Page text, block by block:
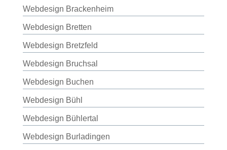
Webdesign Brackenheim
Webdesign Bretten
Webdesign Bretzfeld
Webdesign Bruchsal
Webdesign Buchen
Webdesign Bühl
Webdesign Bühlertal
Webdesign Burladingen